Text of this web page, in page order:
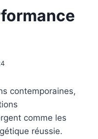
contemporaines,
comme les
réussie.